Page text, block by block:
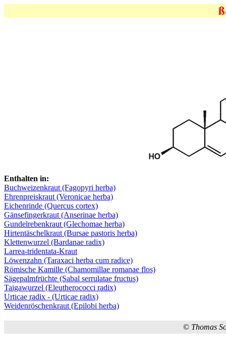
Enthalten in:
Buchweizenkraut (Fagopyri herba)
Ehrenpreiskraut (Veronicae herba)
Eichenrinde (Quercus cortex)
Gänsefingerkraut (Anserinae herba)
Gundelrebenkraut (Glechomae herba)
Hirtentäschelkraut (Bursae pastoris herba)
Klettenwurzel (Bardanae radix)
Larrea-tridentata-Kraut
Löwenzahn (Taraxaci herba cum radice)
Römische Kamille (Chamomillae romanae flos)
Sägepalmfrüchte (Sabal serrulatae fructus)
Taigawurzel (Eleutherococci radix)
Urticae radix - (Urticae radix)
Weidenröschenkraut (Epilobi herba)
© Thomas